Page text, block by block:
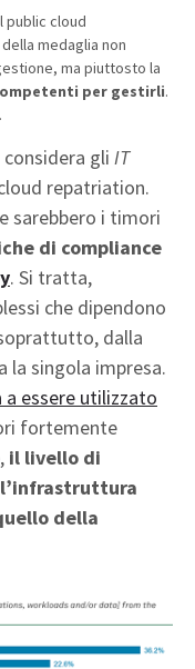
public cloud
medaglia non
ma piuttosto la
per gestirli.
considera gli IT
repatriation.
sarebbero i timori
di compliance
. Si tratta,
che dipendono
dalla
la singola impresa.
a essere utilizzato
fortemente
, il livello di
della